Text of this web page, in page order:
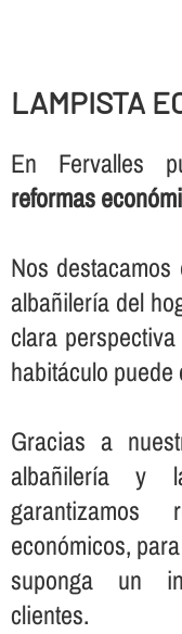
LAMPISTA
En Fervalles
reformas
Nos
albañilerí­a del
clara
habitáculo puede
Gracias a
albañilerí­a y
económicos,
suponga un
clientes.